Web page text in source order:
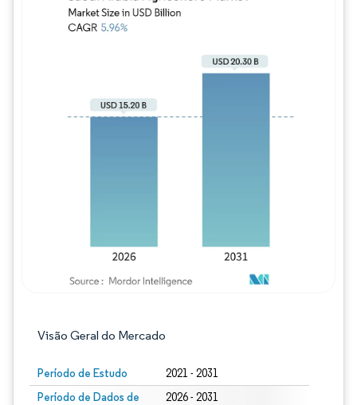
Visão Geral do Mercado
Período de Estudo 2021 - 2031
Período de Dados de
2026 - 2031